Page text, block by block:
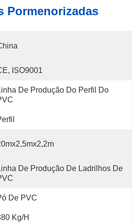
Pormenorizadas
ISO9001
De Produção Do Perfil Do
De Produção De Ladrilhos De
De PVC
Kg/h